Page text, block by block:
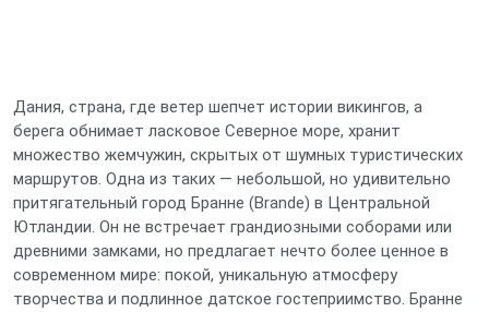
Дания, страна, где ветер шепчет истории викингов, а
берега обнимает ласковое Северное море, хранит
множество жемчужин, скрытых от шумных туристических
маршрутов. Одна из таких — небольшой, но удивительно
притягательный город Бранне (Brande) в Центральной
Ютландии. Он не встречает грандиозными соборами или
древними замками, но предлагает нечто более ценное в
современном мире: покой, уникальную атмосферу
творчества и подлинное датское гостеприимство. Бранне